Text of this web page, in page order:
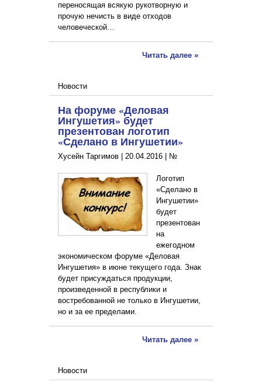
переносящая всякую рукотворную и
прочую нечисть в виде отходов
человеческой…
Читать далее »
Новости
На форуме «Деловая
Ингушетия» будет
презентован логотип
«Сделано в Ингушетии»
Хусейн Таргимов | 20.04.2016 №
Логотип
«Сделано в
Ингушетии»
будет
презентован
на
ежегодном
экономическом форуме «Деловая
Ингушетия» в июне текущего года. Знак
будет присуждаться продукции,
произведенной в республики и
востребованной не только в Ингушетии,
но и за ее пределами.
Читать далее »
Новости